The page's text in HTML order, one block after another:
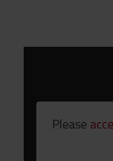
Please